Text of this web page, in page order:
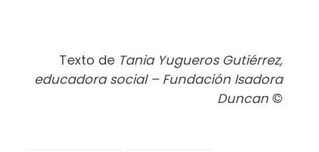
Texto de Tania Yugueros Gutiérrez,
educadora social – Fundación Isadora
Duncan ©